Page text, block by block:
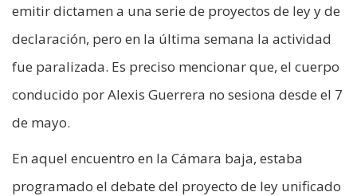
emitir dictamen a una serie de proyectos de ley y de
declaración, pero en la última semana la actividad
fue paralizada. Es preciso mencionar que, el cuerpo
conducido por Alexis Guerrera no sesiona desde el 7
de mayo.
En aquel encuentro en la Cámara baja, estaba
programado el debate del proyecto de ley unificado